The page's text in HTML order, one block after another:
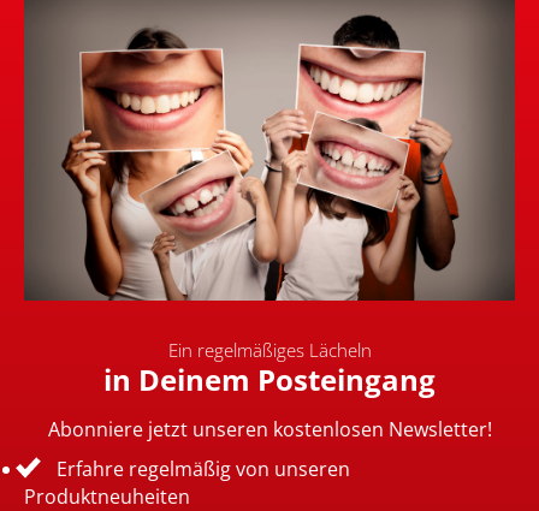
Ein regelmäßiges Lächeln
in Deinem Posteingang
Abonniere jetzt unseren kostenlosen Newsletter!
Erfahre regelmäßig von unseren
Produktneuheiten